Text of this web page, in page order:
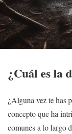
¿Cuál es la
¿Alguna vez te has
concepto que ha
comunes a lo largo